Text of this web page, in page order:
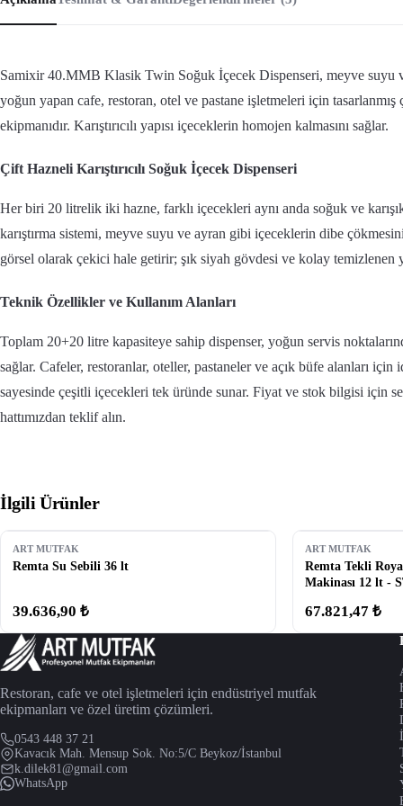
Samixir 40.MMB Klasik Twin Soğuk İçecek Dispenseri, meyve suyu
yoğun yapan cafe, restoran, otel ve pastane işletmeleri için
ekipmanıdır. Karıştırıcılı yapısı içeceklerin homojen kalmasını sağlar.
Çift Hazneli Karıştırıcılı Soğuk İçecek Dispenseri
Her biri 20 litrelik iki hazne, farklı içecekleri aynı anda soğuk ve
karıştırma sistemi, meyve suyu ve ayran gibi içeceklerin dibe
görsel olarak çekici hale getirir; şık siyah gövdesi ve kolay temizlenen
Teknik Özellikler ve Kullanım Alanları
Toplam 20+20 litre kapasiteye sahip dispenser, yoğun servis
sağlar. Cafeler, restoranlar, oteller, pastaneler ve açık büfe alanları için
sayesinde çeşitli içecekleri tek üründe sunar. Fiyat ve stok bilgisi için
hattımızdan teklif alın.
İlgili Ürünler
ART MUTFAK
Remta Su Sebili 36 lt
39.636,90 ₺
ART MUTFAK
Remta Tekli
Makinası 12 lt -
67.821,47 ₺
Restoran, cafe ve otel işletmeleri için endüstriyel mutfak
ekipmanları ve özel üretim çözümleri.
0543 448 37 21
Kavacık Mah. Mensup Sok. No:5/C Beykoz/İstanbul
k.dilek81@gmail.com
WhatsApp